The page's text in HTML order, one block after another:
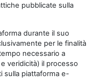
pubblicate sulla
durante il suo
per le finalità
necessario a
veridicità) il processo
sulla piattaforma e-